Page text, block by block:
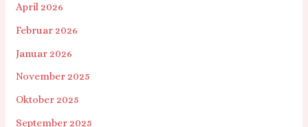
April 2026
Februar 2026
Januar 2026
November 2025
Oktober 2025
September 2025